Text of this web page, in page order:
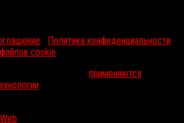
Политика конфиденциальности
cookie
применяются